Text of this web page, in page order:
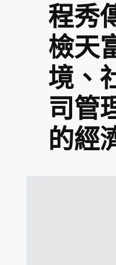
程秀
檢天
境、
司管
的經